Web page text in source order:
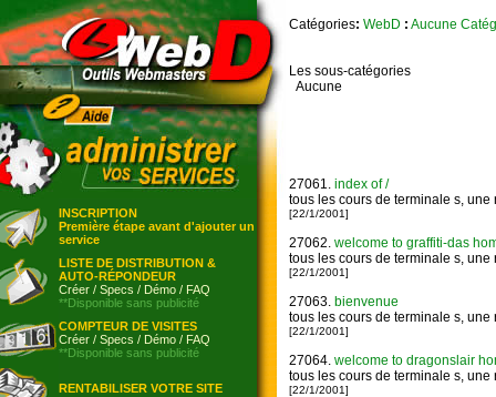
INSCRIPTION
Première étape avant d'ajouter un
service
LISTE DE DISTRIBUTION &
AUTO-RÉPONDEUR
Créer / Specs / Démo / FAQ
**Disponible sans publicité
COMPTEUR DE VISITES
Créer / Specs / Démo / FAQ
**Disponible sans publicité
RENTABILISER VOTRE SITE
Catégories: WebD : Aucune
Les sous-catégories
Aucune
27061. index of /
tous les cours de terminale s,
[22/1/2001]
27062. welcome to graffiti-das
tous les cours de terminale s,
[22/1/2001]
27063. bienvenue
tous les cours de terminale s,
[22/1/2001]
27064. welcome to dragonslair
tous les cours de terminale s,
[22/1/2001]